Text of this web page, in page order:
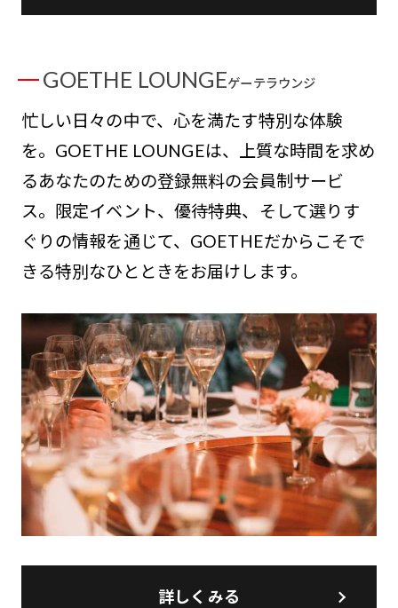
GOETHE LOUNGEゲーテラウンジ
忙しい日々の中で、心を満たす特別な体験
を。GOETHE LOUNGEは、上質な時間を求め
るあなたのための登録無料の会員制サービ
ス。限定イベント、優待特典、そして選りす
ぐりの情報を通じて、GOETHEだからこそで
きる特別なひとときをお届けします。
詳しくみる